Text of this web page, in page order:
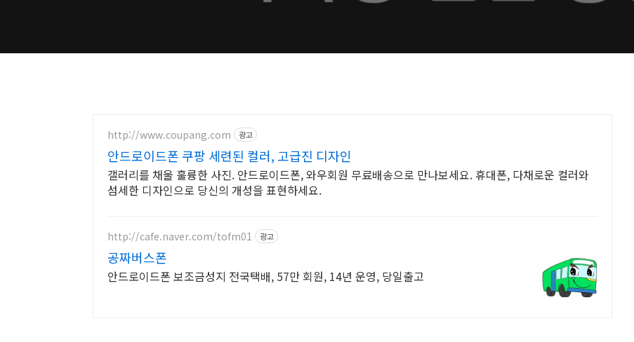
http://www.coupang.com 광고
안드로이드폰 쿠팡 세련된 컬러, 고급진 디자인
갤러리를 채울 훌륭한 사진. 안드로이드폰, 와우회원 무료배송으로 만나보세요. 휴대폰, 다채로운 컬러와
섬세한 디자인으로 당신의 개성을 표현하세요.
http://cafe.naver.com/tofm01 광고
공짜버스폰
안드로이드폰 보조금성지 전국택배, 57만 회원, 14년 운영, 당일출고